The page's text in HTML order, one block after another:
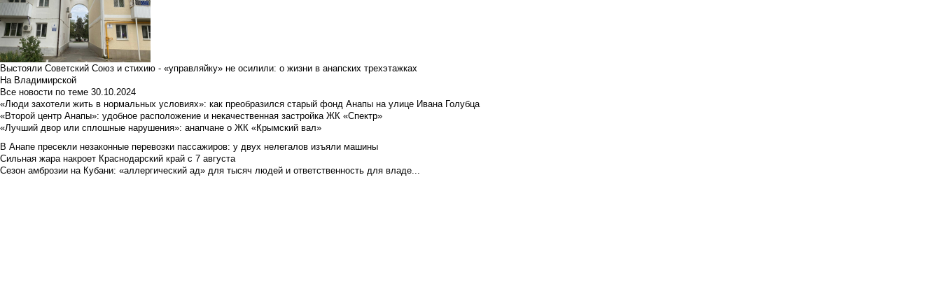
Выстояли Советский Союз и стихию - «управляйку» не осилили: о жизни в анапских трехэтажках
На Владимирской
Все новости по теме 30.10.2024
«Люди захотели жить в нормальных условиях»: как преобразился старый фонд Анапы на улице Ивана Голубца
«Второй центр Анапы»: удобное расположение и некачественная застройка ЖК «Спектр»
«Лучший двор или сплошные нарушения»: анапчане о ЖК «Крымский вал»
В Анапе пресекли незаконные перевозки пассажиров: у двух нелегалов изъяли машины
Сильная жара накроет Краснодарский край с 7 августа
Сезон амброзии на Кубани: «аллергический ад» для тысяч людей и ответственность для владе...